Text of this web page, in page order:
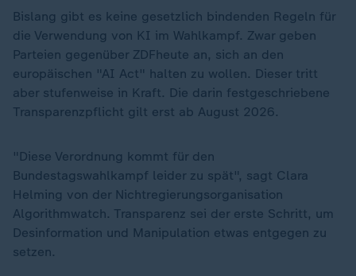
Bislang gibt es keine gesetzlich bindenden Regeln für
die Verwendung von KI im Wahlkampf. Zwar geben
Parteien gegenüber ZDFheute an, sich an den
europäischen "AI Act" halten zu wollen. Dieser tritt
aber stufenweise in Kraft. Die darin festgeschriebene
Transparenzpflicht gilt erst ab August 2026.
"Diese Verordnung kommt für den
Bundestagswahlkampf leider zu spät", sagt Clara
Helming von der Nichtregierungsorganisation
Algorithmwatch. Transparenz sei der erste Schritt, um
Desinformation und Manipulation etwas entgegen zu
setzen.